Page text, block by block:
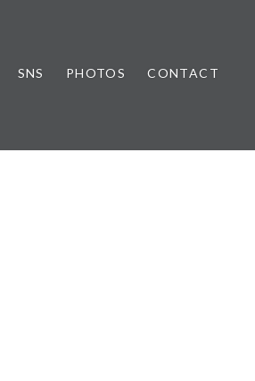
SNS PHOTOS CONTACT